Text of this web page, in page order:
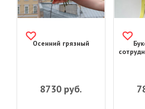
Осенний грязный
8730 руб.